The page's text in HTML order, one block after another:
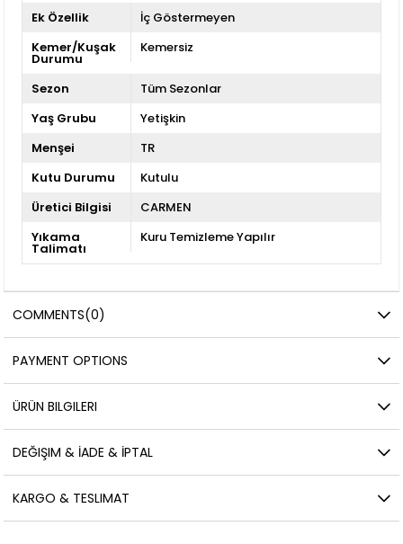
Ek Özellik
İç Göstermeyen
Kemer/Kuşak
Durumu
Kemersiz
Sezon
Tüm Sezonlar
Yaş Grubu
Yetişkin
Menşei
TR
Kutu Durumu
Kutulu
Üretici Bilgisi
CARMEN
Yıkama
Talimatı
Kuru Temizleme Yapılır
COMMENTS(0)
PAYMENT OPTIONS
ÜRÜN BILGILERI
DEĞIŞIM & İADE & İPTAL
KARGO & TESLIMAT